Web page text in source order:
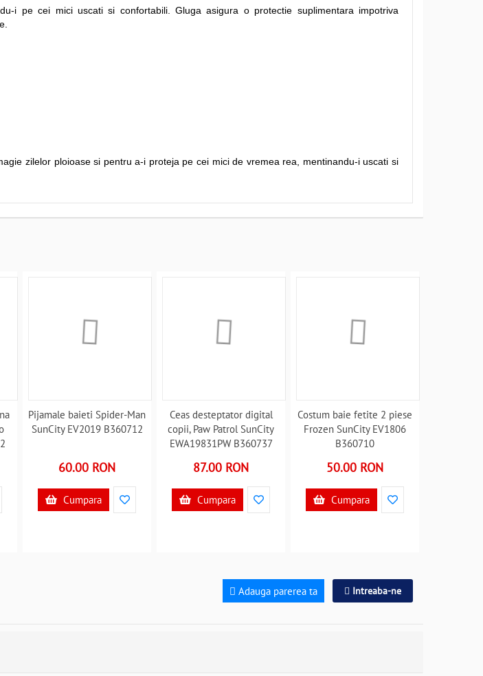
i pe cei mici uscati si confortabili. Gluga asigura o protectie suplimentara impotriva
zilelor ploioase si pentru a-i proteja pe cei mici de vremea rea, mentinandu-i uscati si
Pijamale baieti Spider-Man
SunCity EV2019 B360712
60.00 RON
Cumpara
Ceas desteptator digital
copii, Paw Patrol SunCity
EWA19831PW B360737
87.00 RON
Cumpara
Costum baie fetite 2 piese
Frozen SunCity EV1806
B360710
50.00 RON
Cumpara
Adauga parerea ta Intreaba-ne